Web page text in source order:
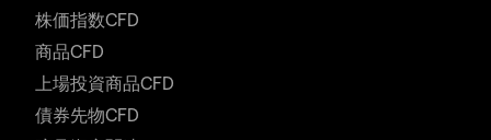
株価指数CFD
商品CFD
上場投資商品CFD
債券先物CFD